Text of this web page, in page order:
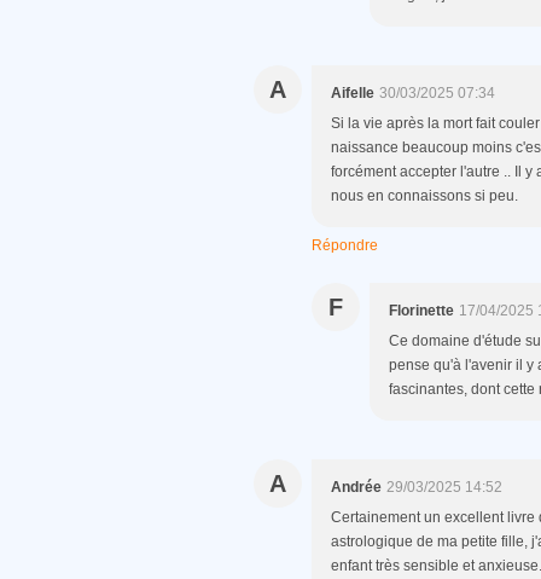
A Aifelle 30/03/2025 07:34
Si la vie après la mort fait
naissance beaucoup moins
forcément accepter l'autre .. Il
nous en connaissons si peu.
Répondre
F Florinette 17/04/2025
Ce domaine d'étude
pense qu'à l'avenir il y
fascinantes, dont cette
A Andrée 29/03/2025 14:52
Certainement un excellent livre
astrologique de ma petite fille,
enfant très sensible et